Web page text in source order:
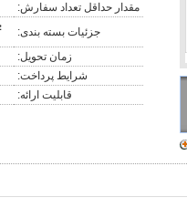
مقدار حداقل تعداد سفارش:
جزئیات بسته بندی:
زمان تحویل:
شرایط پرداخت:
قابلیت ارائه: